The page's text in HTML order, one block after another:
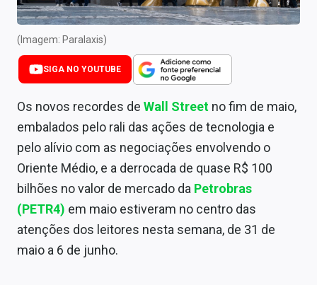
Central de Dividendos
Central de Fundos Imobiliários
Central dos IPOs
Renda Fixa
Finanças Pessoais
Mercados
Economia
Empresas
Brasil
(Imagem: Paralaxis)
SIGA NO YOUTUBE
Os novos recordes de Wall Street no fim de maio,
embalados pelo rali das ações de tecnologia e
pelo alívio com as negociações envolvendo o
Oriente Médio, e a derrocada de quase R$ 100
bilhões no valor de mercado da Petrobras
(PETR4) em maio estiveram no centro das
atenções dos leitores nesta semana, de 31 de
maio a 6 de junho.